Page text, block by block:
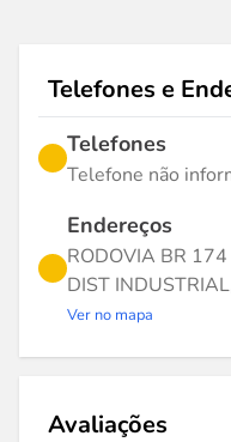
Telefones e
Telefones
Telefone não
Endereços
RODOVIA BR
DIST
Ver no mapa
Avaliações